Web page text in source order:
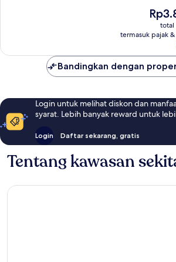
Harga
total
termasuk pajak
Bandingkan dengan
Login untuk melihat diskon dan
syarat. Lebih banyak reward untuk
Login Daftar sekarang, gratis
Tentang kawasan